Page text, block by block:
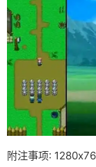
附注事项: